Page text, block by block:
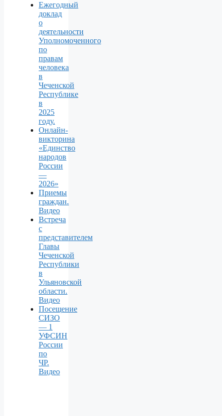
Ежегодный
доклад
о
деятельности
Уполномоченного
по
правам
человека
в
Чеченской
Республике
в
2025
году.
Онлайн-
викторина
«Единство
народов
России
—
2026»
Приемы
граждан.
Видео
Встреча
с
представителем
Главы
Чеченской
Республики
в
Ульяновской
области.
Видео
Посещение
СИЗО
— 1
УФСИН
России
по
ЧР.
Видео